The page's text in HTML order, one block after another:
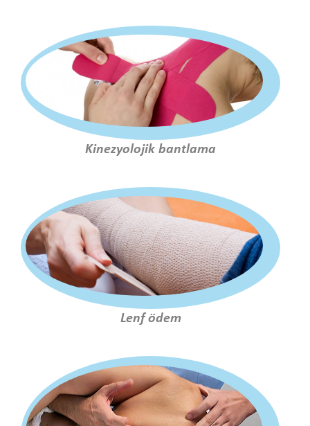
Kinezyolojik bantlama
Lenf ödem